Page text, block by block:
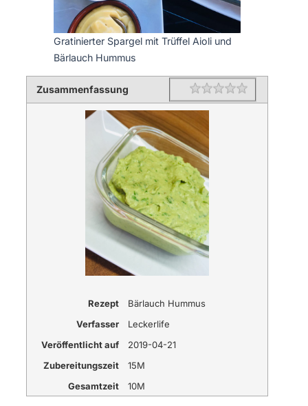
Gratinierter Spargel mit Trüffel Aioli und
Bärlauch Hummus
Zusammenfassung Rating 1 star
2 stars
3 stars
4 stars
5 stars
Rezept
Bärlauch Hummus
Verfasser
Leckerlife
Veröffentlicht auf
2019-04-21
Zubereitungszeit
15M
Gesamtzeit
10M